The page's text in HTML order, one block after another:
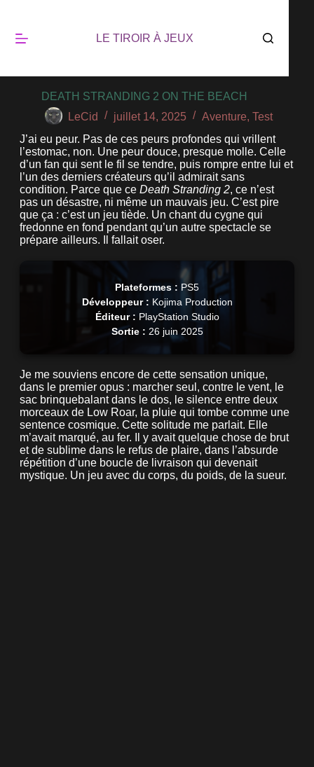
LE TIROIR À JEUX
DEATH STRANDING 2 ON THE BEACH
LeCid
juillet 14, 2025 Aventure, Test
J’ai eu peur. Pas de ces peurs profondes qui vrillent
l’estomac, non. Une peur douce, presque molle. Celle
d’un fan qui sent le fil se tendre, puis rompre entre lui et
l’un des derniers créateurs qu’il admirait sans
condition. Parce que ce Death Stranding 2, ce n’est
pas un désastre, ni même un mauvais jeu. C’est pire
que ça : c’est un jeu tiède. Un chant du cygne qui
fredonne en fond pendant qu’un autre spectacle se
prépare ailleurs. Il fallait oser.
Plateformes : PS5
Développeur : Kojima Production
Éditeur : PlayStation Studio
Sortie : 26 juin 2025
Je me souviens encore de cette sensation unique,
dans le premier opus : marcher seul, contre le vent, le
sac brinquebalant dans le dos, le silence entre deux
morceaux de Low Roar, la pluie qui tombe comme une
sentence cosmique. Cette solitude me parlait. Elle
m’avait marqué, au fer. Il y avait quelque chose de brut
et de sublime dans le refus de plaire, dans l’absurde
répétition d’une boucle de livraison qui devenait
mystique. Un jeu avec du corps, du poids, de la sueur.